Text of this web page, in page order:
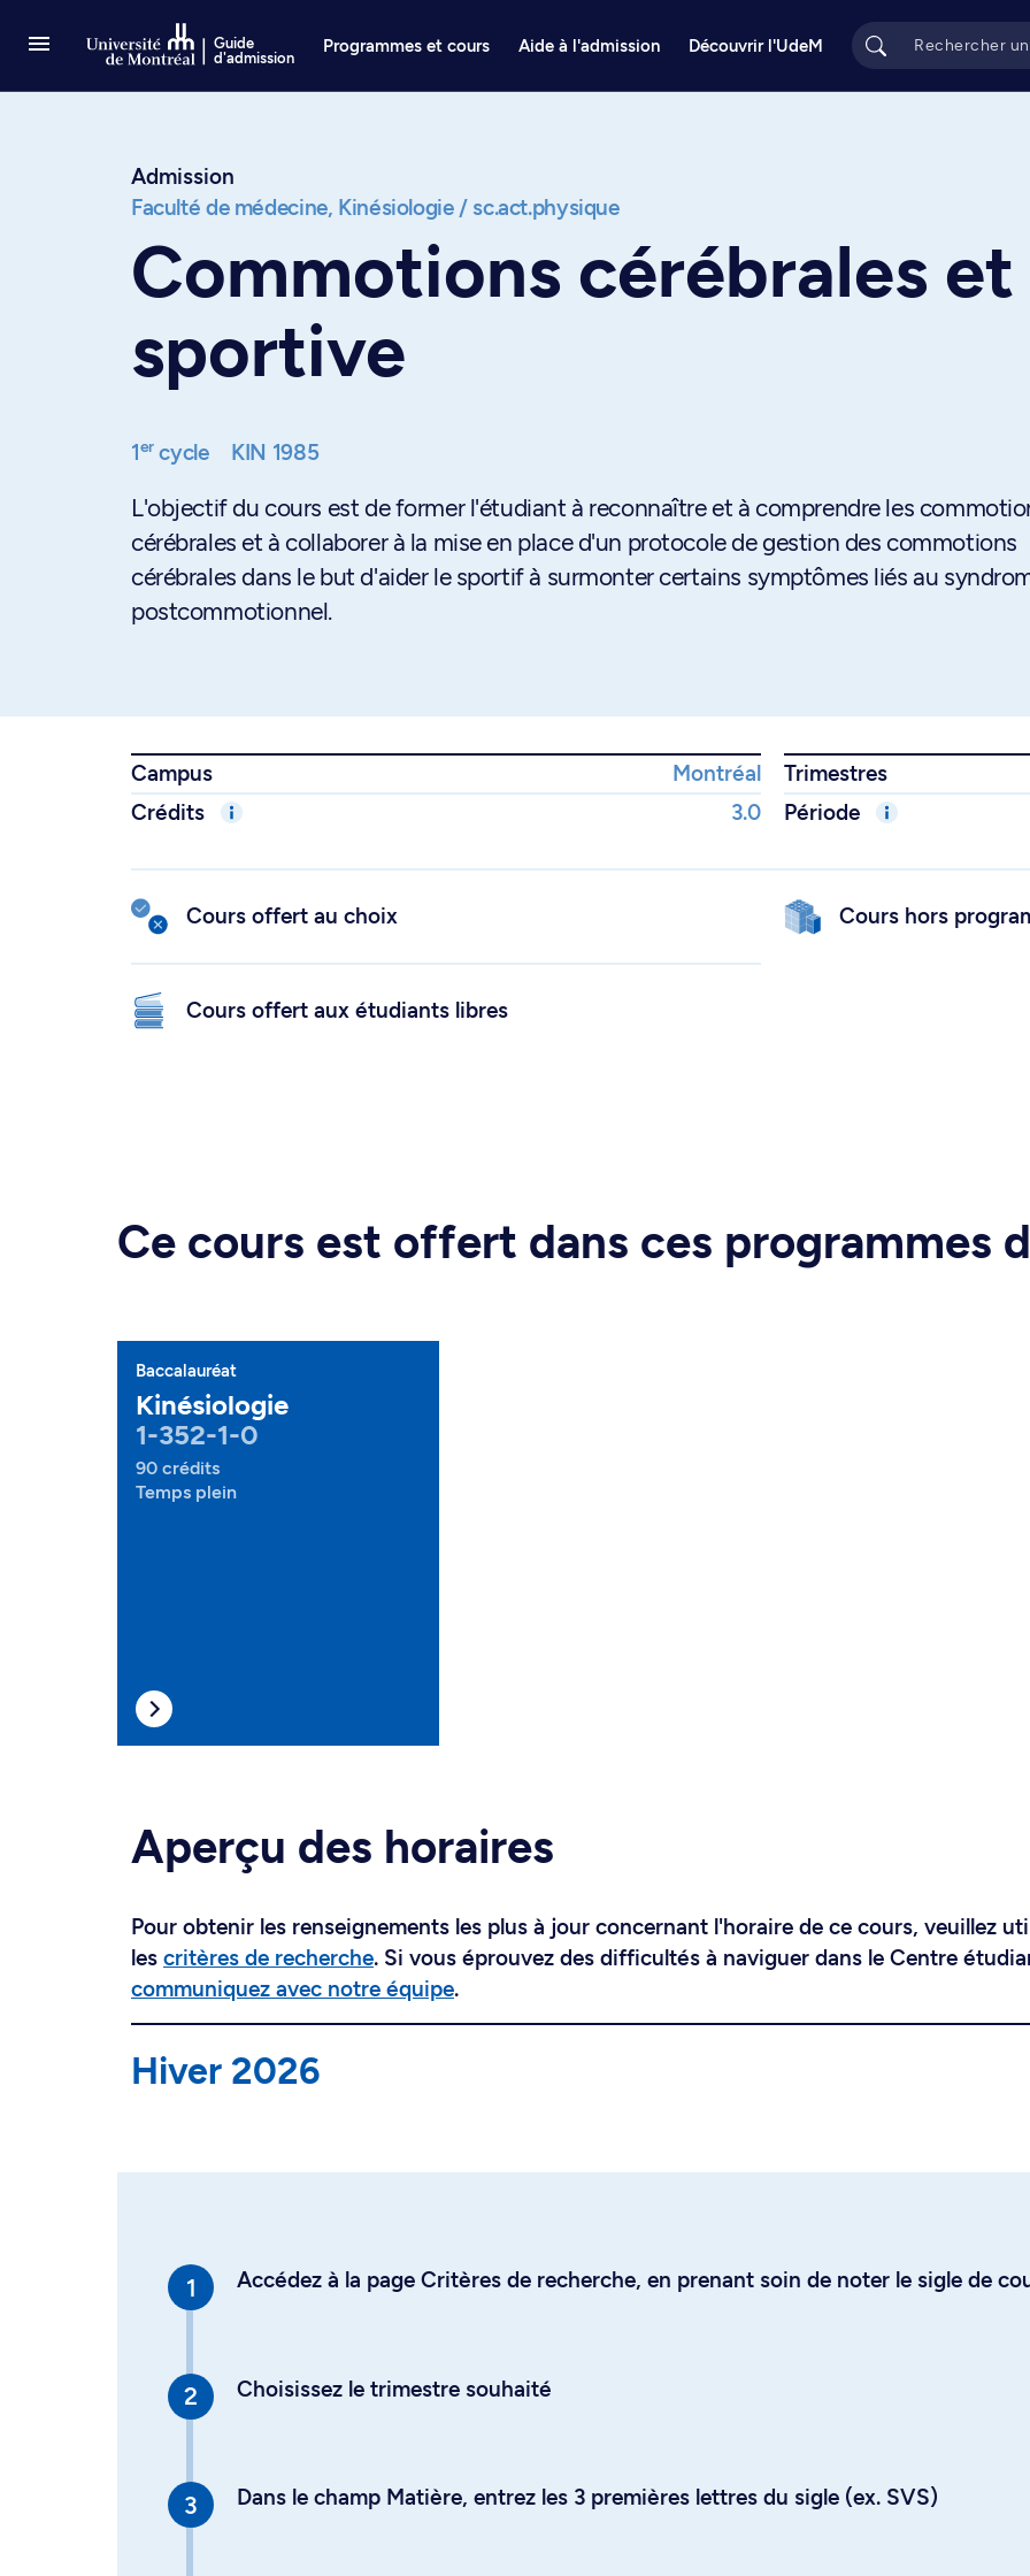
Guide
d'admission
Programmes et cours Aide à l'admission Découvrir l'UdeM
Admission
Faculté de médecine, Kinésiologie / sc.act.physique
Commotions cérébrales
sportive
1ercycle KIN 1985
L'objectif du cours est de former l'étudiant à reconnaître et à comprendre les
cérébrales et à collaborer à la mise en place d'un protocole de gestion des commotions
cérébrales dans le but d'aider le sportif à surmonter certains symptômes liés au
postcommotionnel.
Campus Montréal Trimestres
Crédits
3.0 Période
Cours offert au choix Cours hors
Cours offert aux étudiants libres
Ce cours est offert dans ces programmes
Baccalauréat
Kinésiologie
1-352-1-0
90 crédits
Temps plein
Aperçu des horaires
Pour obtenir les renseignements les plus à jour concernant l'horaire de ce cours, veuillez
les critères de recherche. Si vous éprouvez des difficultés à naviguer dans le Centre
communiquez avec notre équipe.
Hiver 2026
Accédez à la page Critères de recherche, en prenant soin de noter le sigle de
Choisissez le trimestre souhaité
Dans le champ Matière, entrez les 3 premières lettres du sigle (ex. SVS)